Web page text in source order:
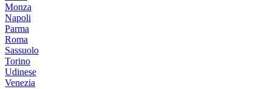
Monza
Napoli
Parma
Roma
Sassuolo
Torino
Udinese
Venezia